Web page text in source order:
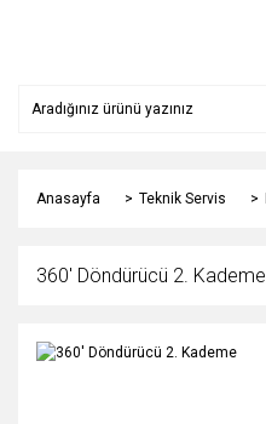
Anasayfa Teknik Servis
360' Döndürücü 2. Kademe